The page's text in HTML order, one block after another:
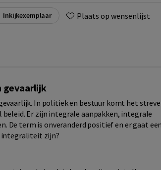
Inkijkexemplaar Plaats op wensenlijst
gevaarlijk
In politiek en bestuur komt het
Er zijn integrale aanpakken, integrale
De term is onveranderd positief en er gaat een
integraliteit zijn?